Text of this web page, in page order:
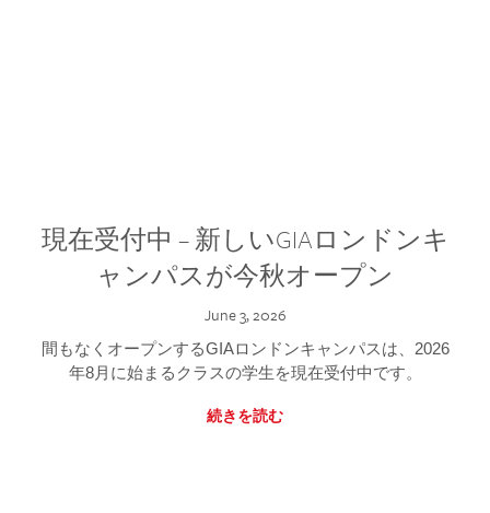
現在受付中 – 新しいGIAロンドンキ
ャンパスが今秋オープン
June 3, 2026
間もなくオープンするGIAロンドンキャンパスは、2026
年8月に始まるクラスの学生を現在受付中です。
続きを読む